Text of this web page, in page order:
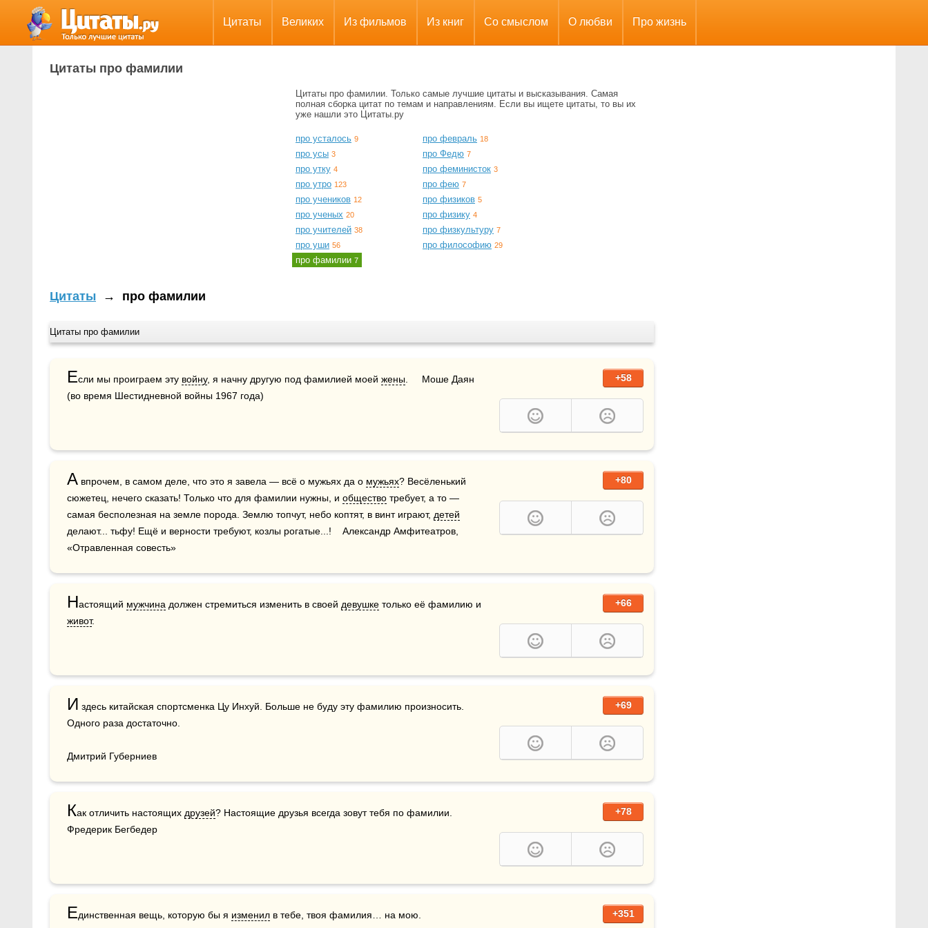
Цитаты Великих Из фильмов Из книг Со смыслом О любви Про жизнь
Цитаты про фамилии
Цитаты про фамилии. Только самые лучшие цитаты и высказывания. Самая
полная сборка цитат по темам и направлениям. Если вы ищете цитаты, то вы их
уже нашли это Цитаты.ру
про усталось 9
про усы 3
про утку 4
про утро 123
про учеников 12
про ученых 20
про учителей 38
про уши 56
про фамилии 7
про февраль 18
про Федю 7
про феминисток 3
про фею 7
про физиков 5
про физику 4
про физкультуру 7
про философию 29
Цитаты → про фамилии
Цитаты про фамилии
+58
Если мы проиграем эту войну, я начну другую под фамилией моей жены .     Моше Даян
(во время Шестидневной войны 1967 года)
+80
А впрочем, в самом деле, что это я завела — всё о мужьях да о мужьях? Весёленький
сюжетец, нечего сказать! Только что для фамилии нужны, и общество требует, а то —
самая бесполезная на земле порода. Землю топчут, небо коптят, в винт играют, детей
делают... тьфу! Ещё и верности требуют, козлы рогатые...!    Александр Амфитеатров,
«Отравленная совесть»
+66
Настоящий мужчина должен стремиться изменить в своей девушке
живот.
+69
И здесь китайская спортсменка Цу Инхуй. Больше не буду эту фамилию произносить.
Одного раза достаточно.
Дмитрий Губерниев
+78
Как отличить настоящих друзей? Настоящие друзья всегда зовут тебя по фамилии.
Фредерик Бегбедер
+351
Единственная вещь, которую бы я изменил в тебе, твоя фамилия… на мою.